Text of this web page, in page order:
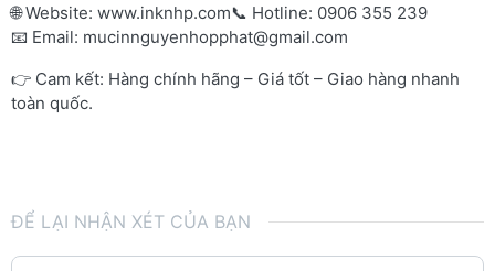
🌐 Website: www.inknhp.com📞 Hotline: 0906 355 239
📧 Email: mucinnguyenhopphat@gmail.com
👉 Cam kết: Hàng chính hãng – Giá tốt – Giao hàng nhanh
toàn quốc.
ĐỂ LẠI NHẬN XÉT CỦA BẠN